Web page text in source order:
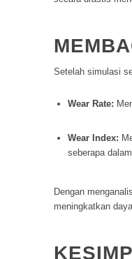
Setelah simulasi
Wear Rate:
Wear Index:
seberapa
Dengan
meningkatkan